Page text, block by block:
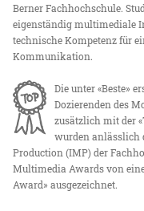
Berner Fachhochschule.
eigenständig multimediale
technische Kompetenz für
Kommunikation.
Die unter «Beste»
Dozierenden des
zusätzlich mit der
wurden anlässlich
Production (IMP) der
Multimedia Awards von
Award» ausgezeichnet.